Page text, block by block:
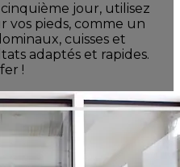
jour, utilisez
vos pieds, comme un
cuisses et
adaptés et rapides.
!